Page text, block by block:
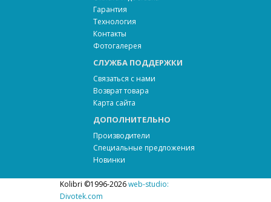
Гарантия
Технология
Контакты
Фотогалерея
СЛУЖБА ПОДДЕРЖКИ
Связаться с нами
Возврат товара
Карта сайта
ДОПОЛНИТЕЛЬНО
Производители
Специальные предложения
Новинки
Kolibri ©1996-2026web-studio:
Divotek.com